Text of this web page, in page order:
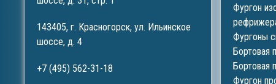
143405, г. Красногорск, ул. Ильинское
шоссе, д. 4
+7 (495) 562-31-18
Фургон
Фургоны
Бортовая
Бортовая
Фургон